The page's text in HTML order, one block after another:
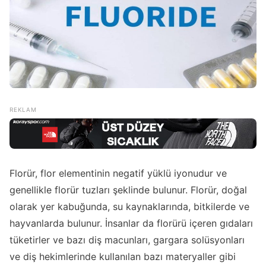
Florür, flor elementinin negatif yüklü iyonudur ve
genellikle florür tuzları şeklinde bulunur. Florür, doğal
olarak yer kabuğunda, su kaynaklarında, bitkilerde ve
hayvanlarda bulunur. İnsanlar da florürü içeren gıdaları
tüketirler ve bazı diş macunları, gargara solüsyonları
ve diş hekimlerinde kullanılan bazı materyaller gibi